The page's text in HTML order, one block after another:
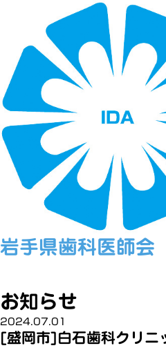
岩手県歯科医師会
お知らせ
2024.07.01
[盛岡市]白石歯科クリ